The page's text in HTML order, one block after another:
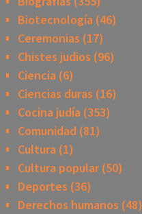
Biotecnología(46)
Ceremonias (17)
Chistes judios (96)
Ciencia(6)
Ciencias duras (16)
Cocina judía(353)
Comunidad(81)
Cultura(1)
Cultura popular(50)
Deportes (36)
Derechos humanos (48)